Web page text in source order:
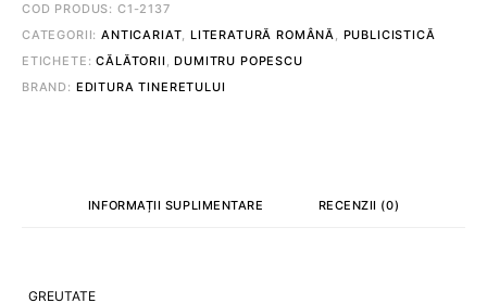
COD PRODUS: C1-2137
CATEGORII:ANTICARIAT, LITERATURĂ ROMÂNĂ, PUBLICISTICĂ
ETICHETE:CĂLĂTORII ,DUMITRU POPESCU
BRAND: EDITURA TINERETULUI
INFORMAȚII SUPLIMENTARE RECENZII (0)
GREUTATE